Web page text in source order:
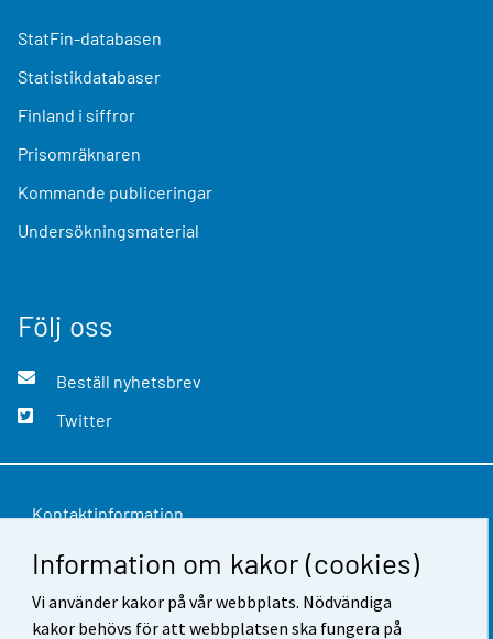
Information om kakor (cookies)
Vi använder kakor på vår webbplats. Nödvändiga
kakor behövs för att webbplatsen ska fungera på
StatFin-databasen
Statistikdatabaser
Finland i siffror
Prisomräknaren
Kommande publiceringar
Undersökningsmaterial
Följ oss
Beställ nyhetsbrev
Twitter
Kontaktinformation
Respons
Användarvillkor